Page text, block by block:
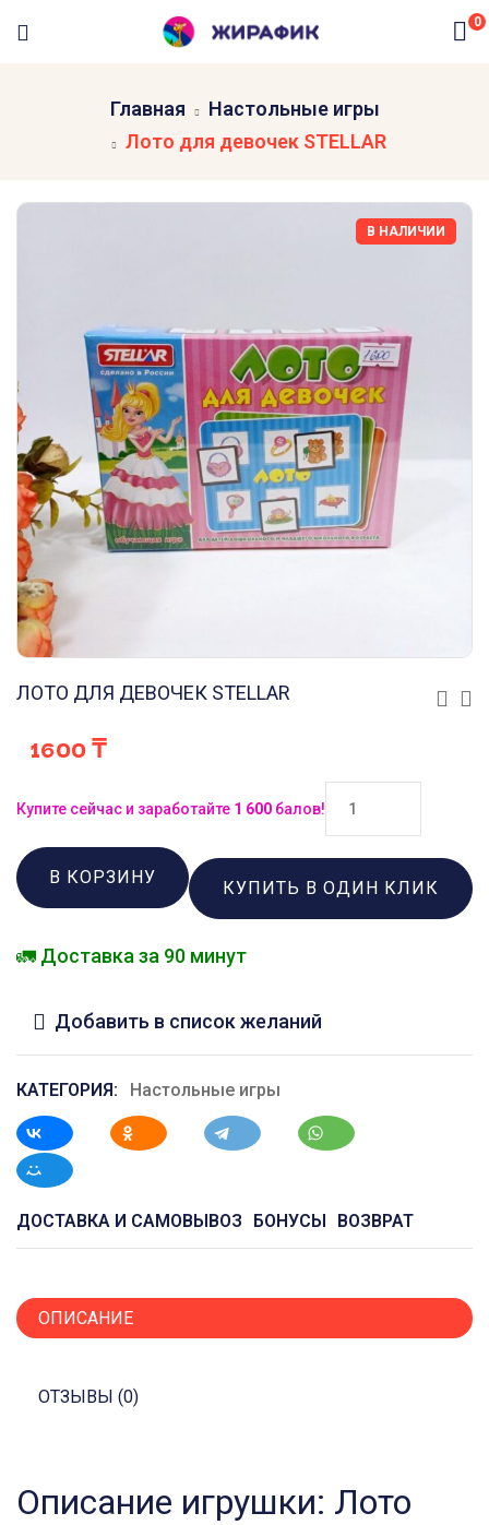
0
Главная
Настольные игры
Лото для девочек STELLAR
В НАЛИЧИИ
ЛОТО ДЛЯ ДЕВОЧЕК STELLAR
1600₸
Купите сейчас и заработайте 1 600 балов!
В КОРЗИНУ
КУПИТЬ В ОДИН КЛИК
🚛 Доставка за 90 минут
Добавить в список желаний
КАТЕГОРИЯ: Настольные игры
ДОСТАВКА И САМОВЫВОЗ БОНУСЫ ВОЗВРАТ
ОПИСАНИЕ
ОТЗЫВЫ (0)
Описание игрушки: Лото